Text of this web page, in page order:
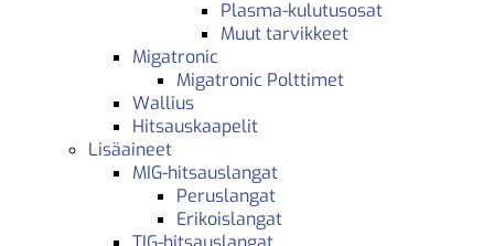
Plasma-kulutusosat
Muut tarvikkeet
Migatronic
Migatronic Polttimet
Wallius
Hitsauskaapelit
Lisäaineet
MIG-hitsauslangat
Peruslangat
Erikoislangat